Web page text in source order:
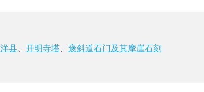
洋县、 开明寺塔、 褒斜道石门及其摩崖石刻